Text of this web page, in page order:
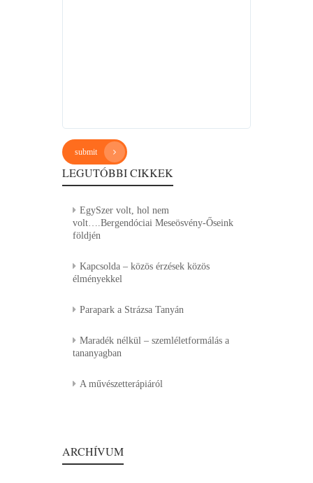
submit
LEGUTÓBBI CIKKEK
EgySzer volt, hol nem
volt….Bergendóciai Meseösvény-Őseink
földjén
Kapcsolda – közös érzések közös
élményekkel
Parapark a Strázsa Tanyán
Maradék nélkül – szemléletformálás a
tananyagban
A művészetterápiáról
ARCHÍVUM